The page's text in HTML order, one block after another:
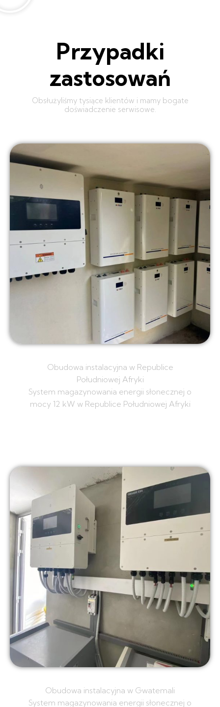
Przypadki
zastosowań
Obsłużyliśmy tysiące klientów i mamy bogate
doświadczenie serwisowe.
Obudowa instalacyjna w Republice
Południowej Afryki
System magazynowania energii słonecznej o
mocy 12 kW w Republice Południowej Afryki
Obudowa instalacyjna w Gwatemali
System magazynowania energii słonecznej o